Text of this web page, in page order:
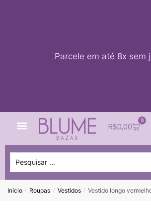
Parcele em até 8x sem
R$0,00
0
Início / Roupas / Vestidos / Vestido longo vermelho